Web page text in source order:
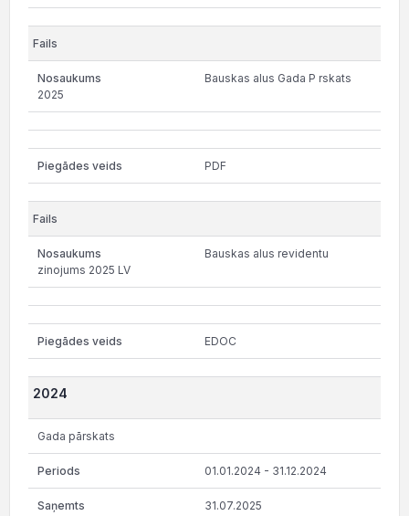
Bauskas alus Gada P rskats
2025
PDF
Bauskas alus revidentu
zinojums 2025 LV
EDOC
2024
Gada pārskats
01.01.2024 - 31.12.2024
31.07.2025